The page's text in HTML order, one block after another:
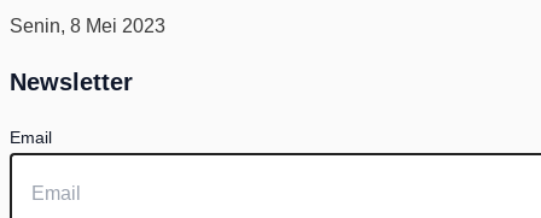
Senin, 8 Mei 2023
Newsletter
Email